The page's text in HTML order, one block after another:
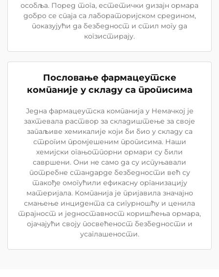
особља. Поред тога, естетички дизајн ормара
добро се спаја са лабораторијском средином,
показујући да безбедност и стил могу да
когзистирају.
Пословање фармацеутске
компаније у складу са прописима
Једна фармацеутска компанија у Немачкој је
захтевала раствор за складиштење за своје
запаљиве хемикалије који би био у складу са
строгим промјешеним прописима. Наши
хемијски огањотпорни ормари су били
савршени. Они не само да су испуњавали
потребне стандарде безбедности већ су
такође омогућили ефикасну организацију
материјала. Компанија је пријавила значајно
смањење инцидента са сигурношћу и ценила
трајност и једноставност коришћења ормара,
ојачајући своју посвећеност безбедности и
усаглашености.